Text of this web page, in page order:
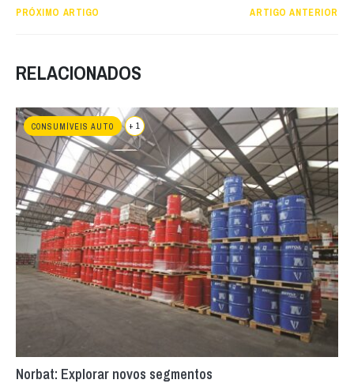
PRÓXIMO ARTIGO ARTIGO ANTERIOR
RELACIONADOS
CONSUMÍVEIS AUTO + 1
Norbat: Explorar novos segmentos